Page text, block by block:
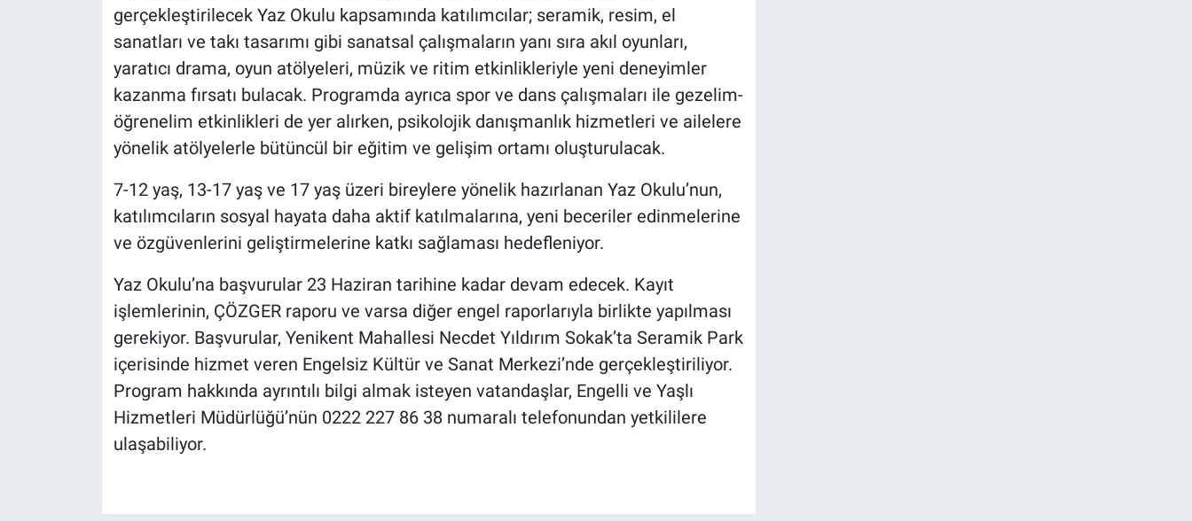
gerçekleştirilecek Yaz Okulu kapsamında katılımcılar; seramik, resim, el
sanatları ve takı tasarımı gibi sanatsal çalışmaların yanı sıra akıl oyunları,
yaratıcı drama, oyun atölyeleri, müzik ve ritim etkinlikleriyle yeni deneyimler
kazanma fırsatı bulacak. Programda ayrıca spor ve dans çalışmaları ile gezelim-
öğrenelim etkinlikleri de yer alırken, psikolojik danışmanlık hizmetleri ve ailelere
yönelik atölyelerle bütüncül bir eğitim ve gelişim ortamı oluşturulacak.
7-12 yaş, 13-17 yaş ve 17 yaş üzeri bireylere yönelik hazırlanan Yaz Okulu’nun,
katılımcıların sosyal hayata daha aktif katılmalarına, yeni beceriler edinmelerine
ve özgüvenlerini geliştirmelerine katkı sağlaması hedefleniyor.
Yaz Okulu’na başvurular 23 Haziran tarihine kadar devam edecek. Kayıt
işlemlerinin, ÇÖZGER raporu ve varsa diğer engel raporlarıyla birlikte yapılması
gerekiyor. Başvurular, Yenikent Mahallesi Necdet Yıldırım Sokak’ta Seramik Park
içerisinde hizmet veren Engelsiz Kültür ve Sanat Merkezi’nde gerçekleştiriliyor.
Program hakkında ayrıntılı bilgi almak isteyen vatandaşlar, Engelli ve Yaşlı
Hizmetleri Müdürlüğü’nün 0222 227 86 38 numaralı telefonundan yetkililere
ulaşabiliyor.